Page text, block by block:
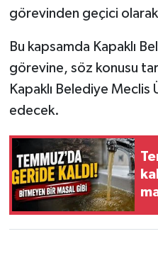
görevinden geçici olarak
Bu kapsamda Kapaklı
görevine, söz konusu
Kapaklı Belediye Meclis
edecek.